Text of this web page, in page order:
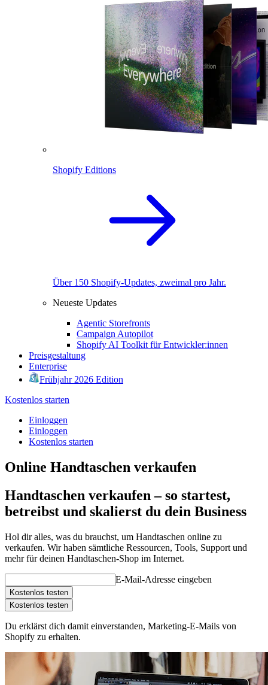
Shopify Editions
Über 150 Shopify-Updates, zweimal pro Jahr.
Neueste Updates
Agentic Storefronts
Campaign Autopilot
Shopify AI Toolkit für Entwickler:innen
Preisgestaltung
Enterprise
Frühjahr 2026 Edition
Kostenlos starten
Einloggen
Einloggen
Kostenlos starten
Online Handtaschen verkaufen
Handtaschen verkaufen – so startest,
betreibst und skalierst du dein Business
Hol dir alles, was du brauchst, um Handtaschen online zu
verkaufen. Wir haben sämtliche Ressourcen, Tools, Support und
mehr für deinen Handtaschen-Shop im Internet.
E-Mail-Adresse eingeben
Kostenlos testen
Kostenlos testen
Du erklärst dich damit einverstanden, Marketing-E-Mails von
Shopify zu erhalten.